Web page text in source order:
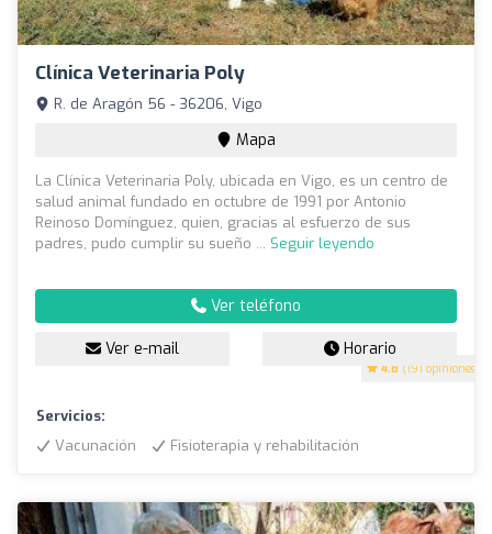
Clínica Veterinaria Poly
4.8 (191 opiniones)
R. de Aragón 56 - 36206, Vigo
Mapa
La Clínica Veterinaria Poly, ubicada en Vigo, es un centro de
salud animal fundado en octubre de 1991 por Antonio
Reinoso Domínguez, quien, gracias al esfuerzo de sus
padres, pudo cumplir su sueño ... Seguir leyendo
Ver teléfono
Ver e-mail Horario
Servicios:
Vacunación
Fisioterapia y rehabilitación